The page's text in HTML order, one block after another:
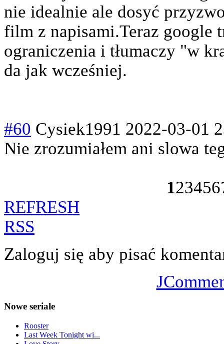
nie idealnie ale dosyć
film z napisami.Teraz google
ograniczenia i tłumaczy "w
da jak wcześniej.
#60 Cysiek1991 2022-03-01
Nie zrozumiałem ani slowa
123456
REFRESH
RSS
Zaloguj się aby pisać
Nowe seriale
Rooster
Last Week Tonight wi...